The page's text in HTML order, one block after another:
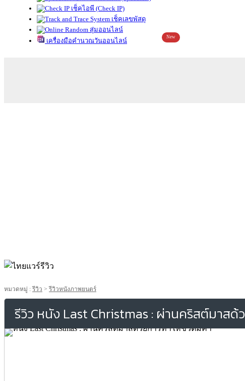
เช็คไอพี (Check IP)
เช็คเลขพัสดุ
สุ่มออนไลน์
เครื่องมือคำนวณวันออนไลน์
New
หมวดหมู่ :รีวิว >รีวิวหนังภาพยนตร์
รีวิว หนัง Last Christmas : ผ่านคริสต์มาสด้